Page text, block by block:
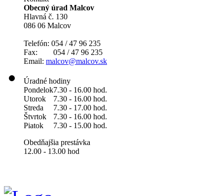
Obecný úrad Malcov
Hlavná č. 130
086 06 Malcov
Telefón: 054 / 47 96 235
Fax: 054 / 47 96 235
Email: malcov@malcov.sk
Úradné hodiny
Pondelok7.30 - 16.00 hod.
Utorok
7.30 - 16.00 hod.
Streda
7.30 - 17.00 hod.
Štvrtok
7.30 - 16.00 hod.
Piatok
7.30 - 15.00 hod.
Obedňajšia prestávka
12.00 - 13.00 hod